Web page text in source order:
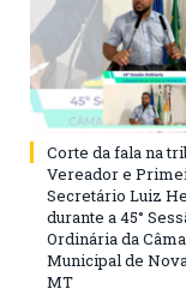
Corte da fala na
Vereador e
Secretário Luiz
durante a 45°
Ordinária da
Municipal de
MT